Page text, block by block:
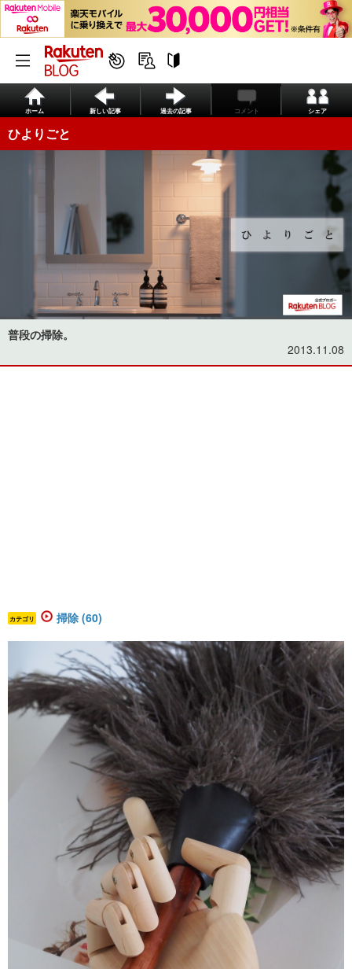
ホーム 新しい記事 過去の記事 コメント シェア
ひよりごと
普段の掃除。
2013.11.08
カテゴリ 掃除 (60)